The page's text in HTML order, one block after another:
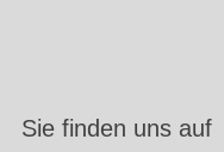
Sie finden uns auf